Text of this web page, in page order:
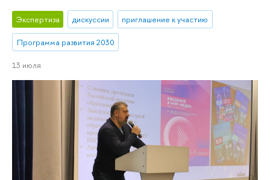
Экспертиза дискуссии приглашение к участию
Программа развития 2030
13 июля